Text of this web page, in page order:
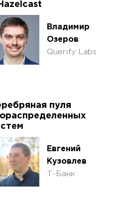
Владимир
Озеров
Querify Labs
пуля
Евгений
Кузовлев
Т-Банк